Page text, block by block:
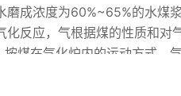
成浓度为60%~65%的水煤
反应，气根据煤的性质和对
煤在气化炉内的运动方式，
、流化床气化法和气酚等有